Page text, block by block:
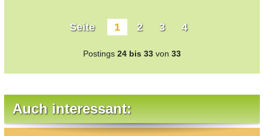
Seite 1 2 3 4
Postings 24 bis 33 von 33
Auch interessant: